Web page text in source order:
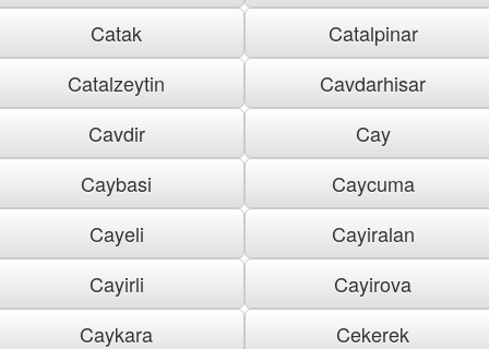
Catak
Catalpinar
Catalzeytin
Cavdarhisar
Cavdir
Cay
Caybasi
Caycuma
Cayeli
Cayiralan
Cayirli
Cayirova
Caykara
Cekerek